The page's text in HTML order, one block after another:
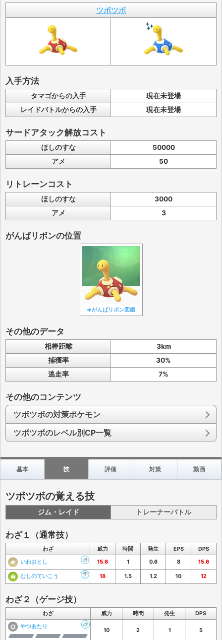
ツボツボ
入手方法
タマゴからの入手
現在未登場
レイドバトルからの入手
現在未登場
サードアタック解放コスト
ほしのすな
50000
アメ
50
リトレーンコスト
ほしのすな
3000
アメ
3
がんばリボンの位置
⇒がんばリボン図鑑
その他のデータ
相棒距離
3km
捕獲率
30%
逃走率
7%
その他のコンテンツ
ツボツボの対策ポケモン
ツボツボのレベル別CP一覧
基本 技 評価 対策 動画
ツボツボの覚える技
ジム・レイド トレーナーバトル
わざ１（通常技）
わざ 威力 時間 発生 EPS
DPS
いわおとし
15.6 1 0.6 8 15.6
むしのていこう 18 1.5 1.2 10 12
わざ２（ゲージ技）
わざ 威力 時間 発生
DPS
やつあたり
10 2 1 5